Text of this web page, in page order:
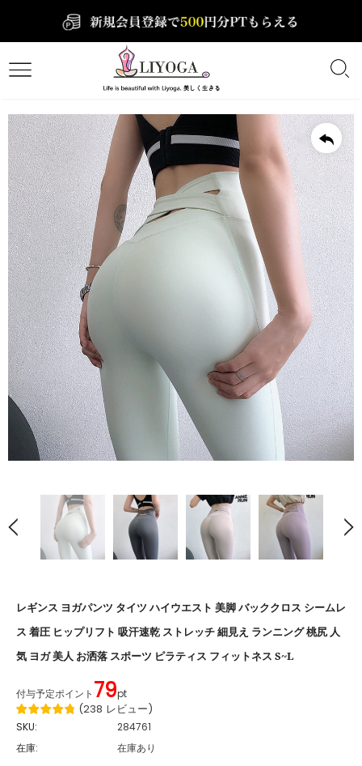
レギンス ヨガパンツ タイツ ハイウエスト 美脚 バッククロス シームレ
ス 着圧 ヒップリフト 吸汗速乾 ストレッチ 細見え ランニング 桃尻 人
気 ヨガ 美人 お洒落 スポーツ ピラティス フィットネス S~L
付与予定ポイント 79pt
(238 レビュー)
SKU:
284761
在庫:
在庫あり